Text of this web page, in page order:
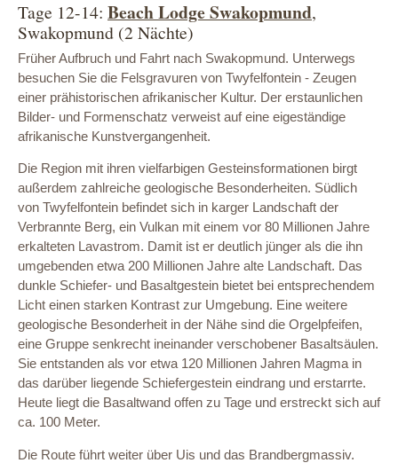
Tage 12-14: Beach Lodge Swakopmund,
Swakopmund (2 Nächte)
Früher Aufbruch und Fahrt nach Swakopmund. Unterwegs
besuchen Sie die Felsgravuren von Twyfelfontein - Zeugen
einer prähistorischen afrikanischer Kultur. Der erstaunlichen
Bilder- und Formenschatz verweist auf eine eigeständige
afrikanische Kunstvergangenheit.
Die Region mit ihren vielfarbigen Gesteinsformationen birgt
außerdem zahlreiche geologische Besonderheiten. Südlich
von Twyfelfontein befindet sich in karger Landschaft der
Verbrannte Berg, ein Vulkan mit einem vor 80 Millionen Jahre
erkalteten Lavastrom. Damit ist er deutlich jünger als die ihn
umgebenden etwa 200 Millionen Jahre alte Landschaft. Das
dunkle Schiefer- und Basaltgestein bietet bei entsprechendem
Licht einen starken Kontrast zur Umgebung. Eine weitere
geologische Besonderheit in der Nähe sind die Orgelpfeifen,
eine Gruppe senkrecht ineinander verschobener Basaltsäulen.
Sie entstanden als vor etwa 120 Millionen Jahren Magma in
das darüber liegende Schiefergestein eindrang und erstarrte.
Heute liegt die Basaltwand offen zu Tage und erstreckt sich auf
ca. 100 Meter.
Die Route führt weiter über Uis und das Brandbergmassiv.